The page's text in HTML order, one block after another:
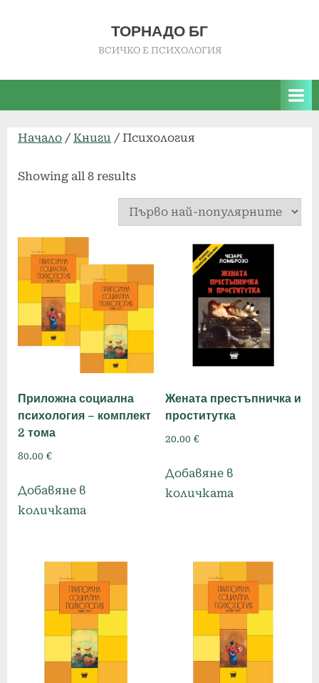
ТОРНАДО БГ
ВСИЧКО Е ПСИХОЛОГИЯ
Начало / Книги / Психология
Showing all 8 resultsSorted
by
popularity
Приложна социална
психология – комплект
2 тома
80.00 €
Добавяне в
количката
Жената престъпничка и
проститутка
20.00 €
Добавяне в
количката